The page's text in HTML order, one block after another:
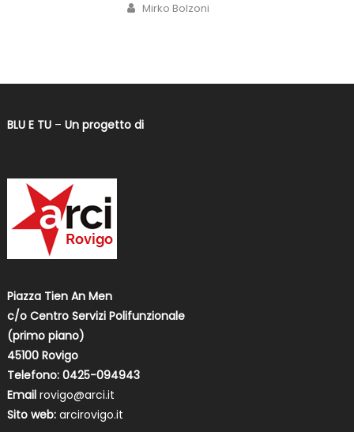
Mirko Bolzoni
BLU E TU– Un progetto di
Piazza Tien An Men
c/o Centro Servizi Polifunzionale
(primo piano)
45100 Rovigo
Telefono: 0425-094943
Email rovigo@arci.it
Sito web: arcirovigo.it